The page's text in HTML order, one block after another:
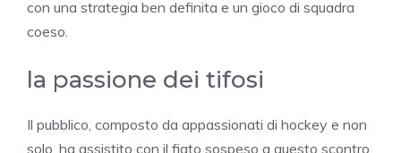
con una strategia ben definita e un gioco di squadra
coeso.
la passione dei tifosi
Il pubblico, composto da appassionati di hockey e non
solo, ha assistito con il fiato sospeso a questo scontro